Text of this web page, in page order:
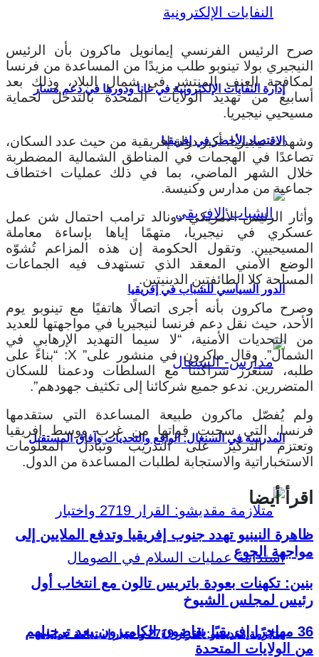
إدارة النفايات الإلكترونية في غانا ودورها في دعم مسار
الاقتصاد الأخضر في إفريقيا
الدور السياسي للشباب في إفريقيا
المدرسة في السنغال: الواقع والتحديات وآفاق المستقبل
متلازمة مقديشو: القرار 2719 واختبار استدامة عمليات
صرح الرئيس الفرنسي إيمانويل ماكرون بأن الرئيس
النيجيري بولا تينوبو طلب مزيدًا من المساعدة من فرنسا
لمكافحة العنف المنتشر في شمال البلاد، وذلك بعد
أسابيع من تهديد الولايات المتحدة بالتدخل لحماية
مسيحيي نيجيريا.
وشهدت نيجيريا، أكبر دولة إفريقية من حيث عدد السكان،
تصاعدًا في الهجمات في المناطق الشمالية المضطربة
خلال الشهر الماضي، بما في ذلك عمليات اختطاف
جماعية من مدارس وكنيسة.
وأثار الرئيس الأمريكي دونالد ترامب احتمال شن عمل
عسكري في نيجيريا، متهمًا إياها بإساءة معاملة
المسيحيين. وتقول الحكومة إن هذه المزاعم تُشوّه
الوضع الأمني ​​المعقد الذي تستهدف فيه الجماعات
المسلحة كلا الطائفتين الدينيتين.
وصرح ماكرون بأنه أجرى اتصالًا هاتفيًا مع تينوبو يوم
الأحد، حيث نقل دعم فرنسا لنيجيريا في مواجهتها للعديد
من التحديات الأمنية، “لا سيما التهديد الإرهابي في
الشمال”. وقال ماكرون في منشور على” X: “بناءً على
طلبه، سنعزز شراكتنا مع السلطات ودعمنا للسكان
المتضررين. ندعو جميع شركائنا إلى تكثيف جهودهم”.
ولم يُفصّل ماكرون طبيعة المساعدة التي ستقدمها
فرنسا، التي سحبت قواتها من غرب ووسط إفريقيا
وتعتزم التركيز على التدريب وتبادل المعلومات
الاستخباراتية والاستجابة لطلبات المساعدة من الدول.
اقرأ أيضا
ظاهرة النينيو تهدد جنوب إفريقيا وتدفع الملايين إلى
مواجهة الجوع
بنين: تكهنات بعودة باتريس تالون مع انتخاب أول
رئيس لمجلس الشيوخ
36 مهاجرًا إفريقيًا يقاضون الكاميرون بعد ترحيلهم
من الولايات المتحدة